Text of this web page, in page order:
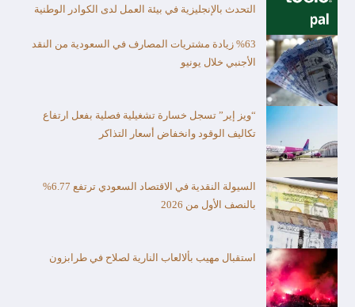
التحدث بالإنجليزية في بيئة العمل لدى الكوادر الوطنية
%63 زيادة مشتريات المصارف في السعودية من النقد
الأجنبي خلال يونيو
“ويز إير” تسجل خسارة تشغيلية فصلية بفعل ارتفاع
تكاليف الوقود وانخفاض أسعار التذاكر
السيولة النقدية في الاقتصاد السعودي ترتفع 6.77%
بالنصف الأول من 2026
استقبال مهيب بألالعاب النارية لصلاح في طرابزون